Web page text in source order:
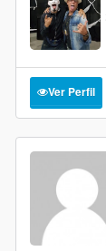
Ver Perfil